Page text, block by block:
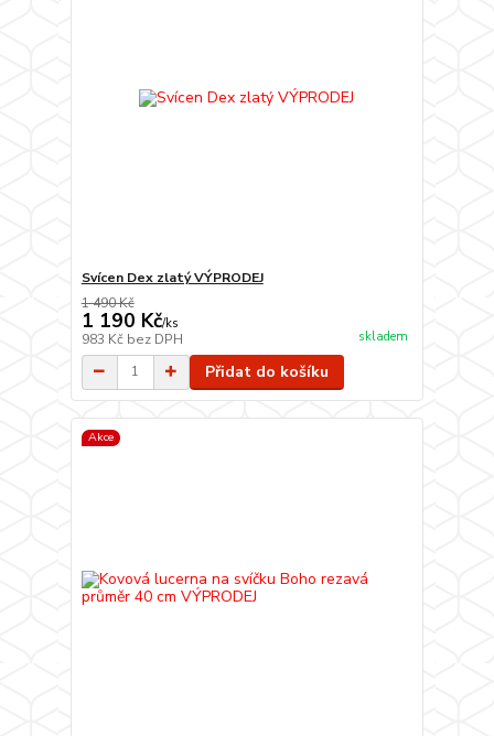
Svícen Dex zlatý VÝPRODEJ
1 490 Kč
1 190 Kč/ks
983 Kč bez DPH skladem
Přidat do košíku
Akce